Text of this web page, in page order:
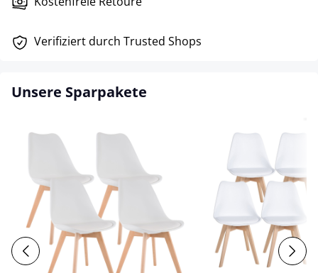
Verifiziert durch Trusted Shops
Unsere Sparpakete